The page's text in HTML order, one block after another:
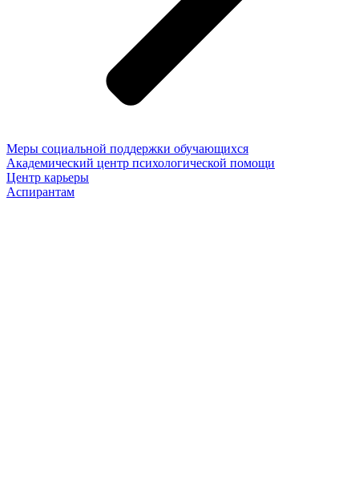
Меры социальной поддержки обучающихся
Академический центр психологической помощи
Центр карьеры
Аспирантам